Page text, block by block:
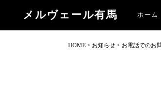
メルヴェール有馬 ホーム
お電話でのお問合せについて
HOME > お知らせ > お電話でのお